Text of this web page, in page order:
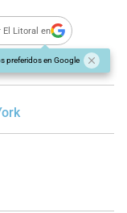
El Litoral en
preferidos en Google